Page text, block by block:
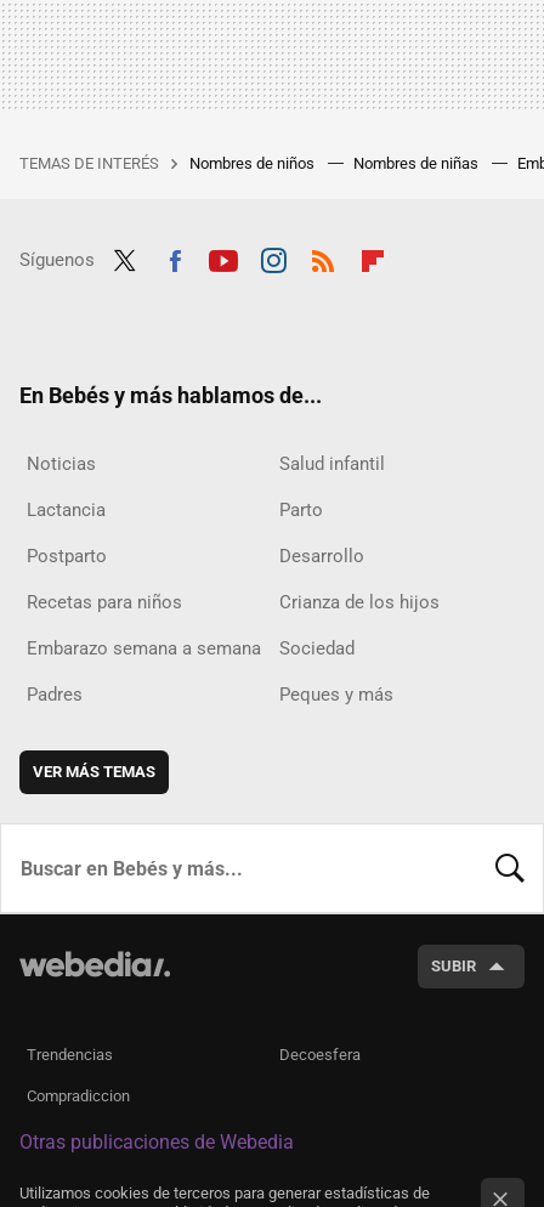
TEMAS DE INTERÉS Nombres de niños Nombres de niñas
Síguenos
En Bebés y más hablamos de...
Noticias Salud infantil
Lactancia Parto
Postparto Desarrollo
Recetas para niños Crianza de los hijos
Embarazo semana a semana Sociedad
Padres Peques y más
VER MÁS TEMAS
SUBIR
Trendencias Decoesfera
Compradiccion
Otras publicaciones de Webedia
Utilizamos cookies de terceros para generar estadísticas de